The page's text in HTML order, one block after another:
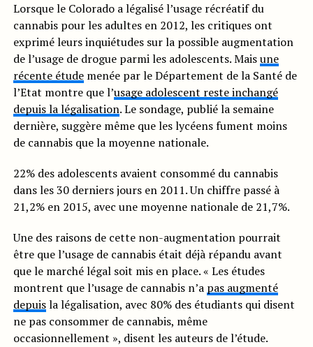
Lorsque le Colorado a légalisé l’usage récréatif du
cannabis pour les adultes en 2012, les critiques ont
exprimé leurs inquiétudes sur la possible augmentation
de l’usage de drogue parmi les adolescents. Maisune
récente étudemenée par le Département de la Santé de
l’Etat montre que l’usage adolescent reste inchangé
depuis la légalisation. Le sondage, publié la semaine
dernière, suggère même que les lycéens fument moins
de cannabis que la moyenne nationale.
22% des adolescents avaient consommé du cannabis
dans les 30 derniers jours en 2011. Un chiffre passé à
21,2% en 2015, avec une moyenne nationale de 21,7%.
Une des raisons de cette non-augmentation pourrait
être que l’usage de cannabis était déjà répandu avant
que le marché légal soit mis en place. « Les études
montrent que l’usage de cannabis n’a pas augmenté
depuisla légalisation, avec 80% des étudiants qui disent
ne pas consommer de cannabis, même
occasionnellement », disent les auteurs de l’étude.